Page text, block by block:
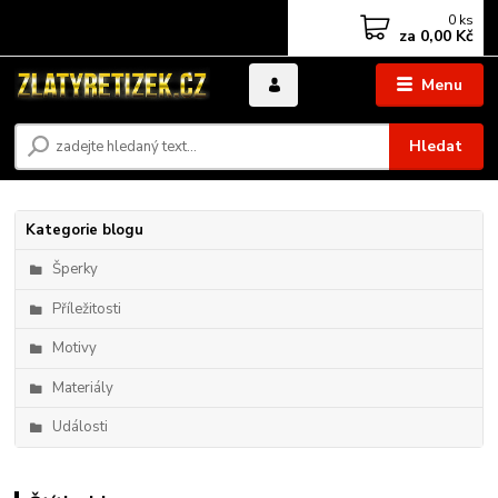
Menu
Hledat
0 ks
za 0,00 Kč
Kategorie blogu
Šperky
Příležitosti
Motivy
Materiály
Události